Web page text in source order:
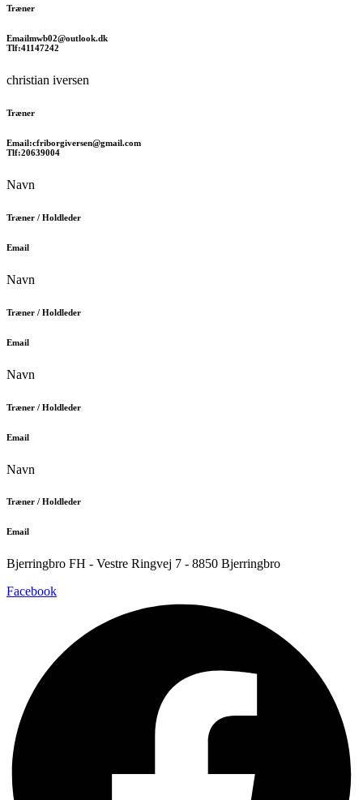
Træner
Emailmwb02@outlook.dk
Tlf:41147242
christian iversen
Træner
Email:cfriborgiversen@gmail.com
Tlf:20639004
Navn
Træner / Holdleder
Email
Navn
Træner / Holdleder
Email
Navn
Træner / Holdleder
Email
Navn
Træner / Holdleder
Email
Bjerringbro FH - Vestre Ringvej 7 - 8850 Bjerringbro
Facebook